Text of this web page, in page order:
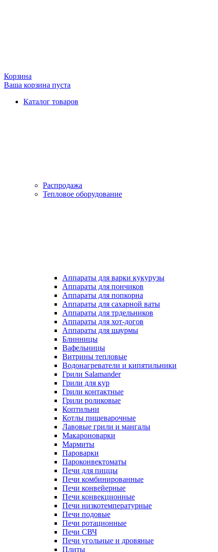
Корзина
Ваша корзина пуста
Каталог товаров
Распродажа
Тепловое оборудование
Аппараты для варки кукурузы
Аппараты для пончиков
Аппараты для попкорна
Аппараты для сахарной ваты
Аппараты для трдельников
Аппараты для хот-догов
Аппараты для шаурмы
Блинницы
Вафельницы
Витрины тепловые
Водонагреватели и кипятильники
Грили Salamander
Грили для кур
Грили контактные
Грили роликовые
Коптильни
Котлы пищеварочные
Лавовые грили и мангалы
Макароноварки
Мармиты
Пароварки
Пароконвектоматы
Печи для пиццы
Печи комбинированные
Печи конвейерные
Печи конвекционные
Печи низкотемпературные
Печи подовые
Печи ротационные
Печи СВЧ
Печи угольные и дровяные
Плиты